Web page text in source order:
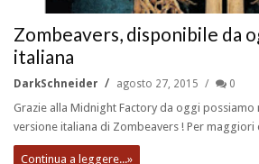
Zombeavers, disponibile da
italiana
DarkSchneider agosto 27, 2015 0
Grazie alla Midnight Factory da oggi possiamo
versione italiana di Zombeavers ! Per
Continua a leggere...»